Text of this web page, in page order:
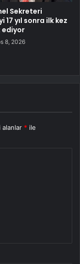
Sekreteri
17 yıl sonra ilk kez
ediyor
8, 2026
alanlar * ile